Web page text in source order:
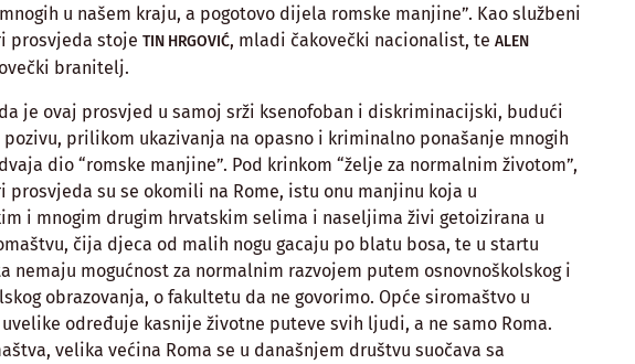
u našem kraju, a pogotovo dijela romske manjine”. Kao službeni
prosvjeda stoje TIN HRGOVIĆ, mladi čakovečki nacionalist, te ALEN
branitelj.
je ovaj prosvjed u samoj srži ksenofoban i diskriminacijski, budući
pozivu, prilikom ukazivanja na opasno i kriminalno ponašanje mnogih
dio “romske manjine”. Pod krinkom “želje za normalnim životom”,
prosvjeda su se okomili na Rome, istu onu manjinu koja u
i mnogim drugim hrvatskim selima i naseljima živi getoizirana u
čija djeca od malih nogu gacaju po blatu bosa, te u startu
nemaju mogućnost za normalnim razvojem putem osnovnoškolskog i
obrazovanja, o fakultetu da ne govorimo. Opće siromaštvo u
određuje kasnije životne puteve svih ljudi, a ne samo Roma.
velika većina Roma se u današnjem društvu suočava sa